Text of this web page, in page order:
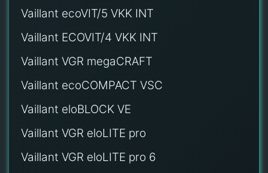
Vaillant ecoVIT/5 VKK INT
Vaillant ECOVIT/4 VKK INT
Vaillant VGR megaCRAFT
Vaillant ecoCOMPACT VSC
Vaillant eloBLOCK VE
Vaillant VGR eloLITE pro
Vaillant VGR eloLITE pro 6